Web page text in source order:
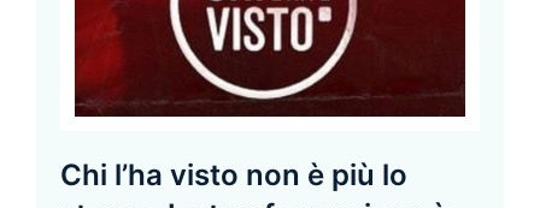
Chi l’ha visto non è più lo